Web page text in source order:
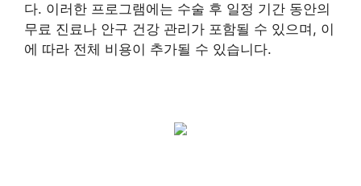
다. 이러한 프로그램에는 수술 후 일정 기간 동안의
무료 진료나 안구 건강 관리가 포함될 수 있으며, 이
에 따라 전체 비용이 추가될 수 있습니다.